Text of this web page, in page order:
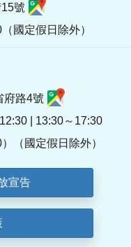
號
國定假日除外）
府路4號
| 13:30～17:30
（國定假日除外）
宣告